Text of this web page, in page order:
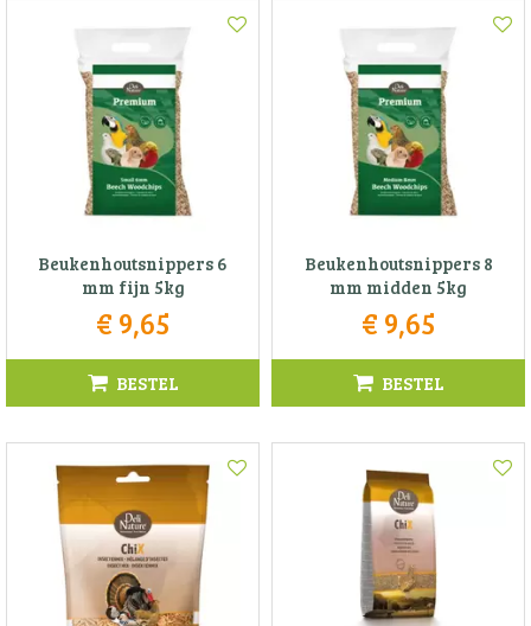
Beukenhoutsnippers 6
mm fijn 5kg
€ 9,65
BESTEL
Beukenhoutsnippers 8
mm midden 5kg
€ 9,65
BESTEL